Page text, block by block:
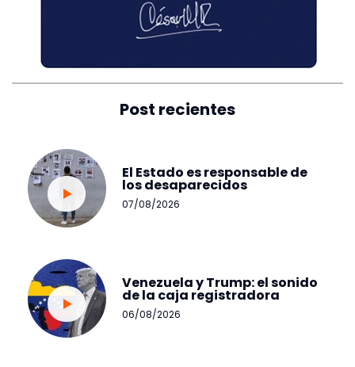
Post recientes
El Estado es responsable de
los desaparecidos
07/08/2026
Venezuela y Trump: el sonido
de la caja registradora
06/08/2026